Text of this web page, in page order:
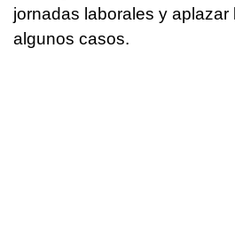
jornadas laborales y aplazar
algunos casos.